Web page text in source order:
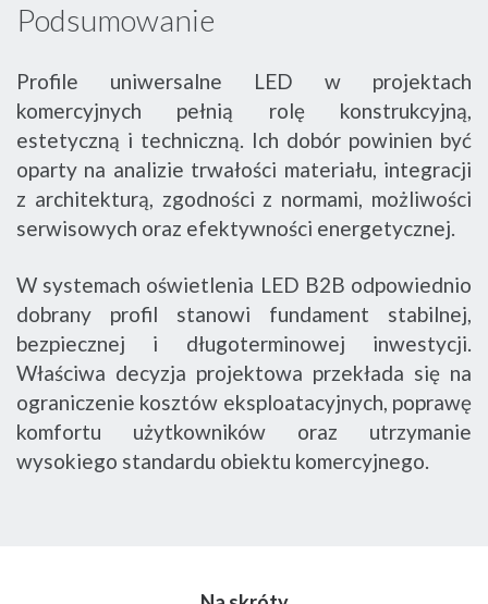
Podsumowanie
Profile uniwersalne LED w projektach
komercyjnych pełnią rolę konstrukcyjną,
estetyczną i techniczną. Ich dobór powinien być
oparty na analizie trwałości materiału, integracji
z architekturą, zgodności z normami, możliwości
serwisowych oraz efektywności energetycznej.
W systemach oświetlenia LED B2B odpowiednio
dobrany profil stanowi fundament stabilnej,
bezpiecznej i długoterminowej inwestycji.
Właściwa decyzja projektowa przekłada się na
ograniczenie kosztów eksploatacyjnych, poprawę
komfortu użytkowników oraz utrzymanie
wysokiego standardu obiektu komercyjnego.